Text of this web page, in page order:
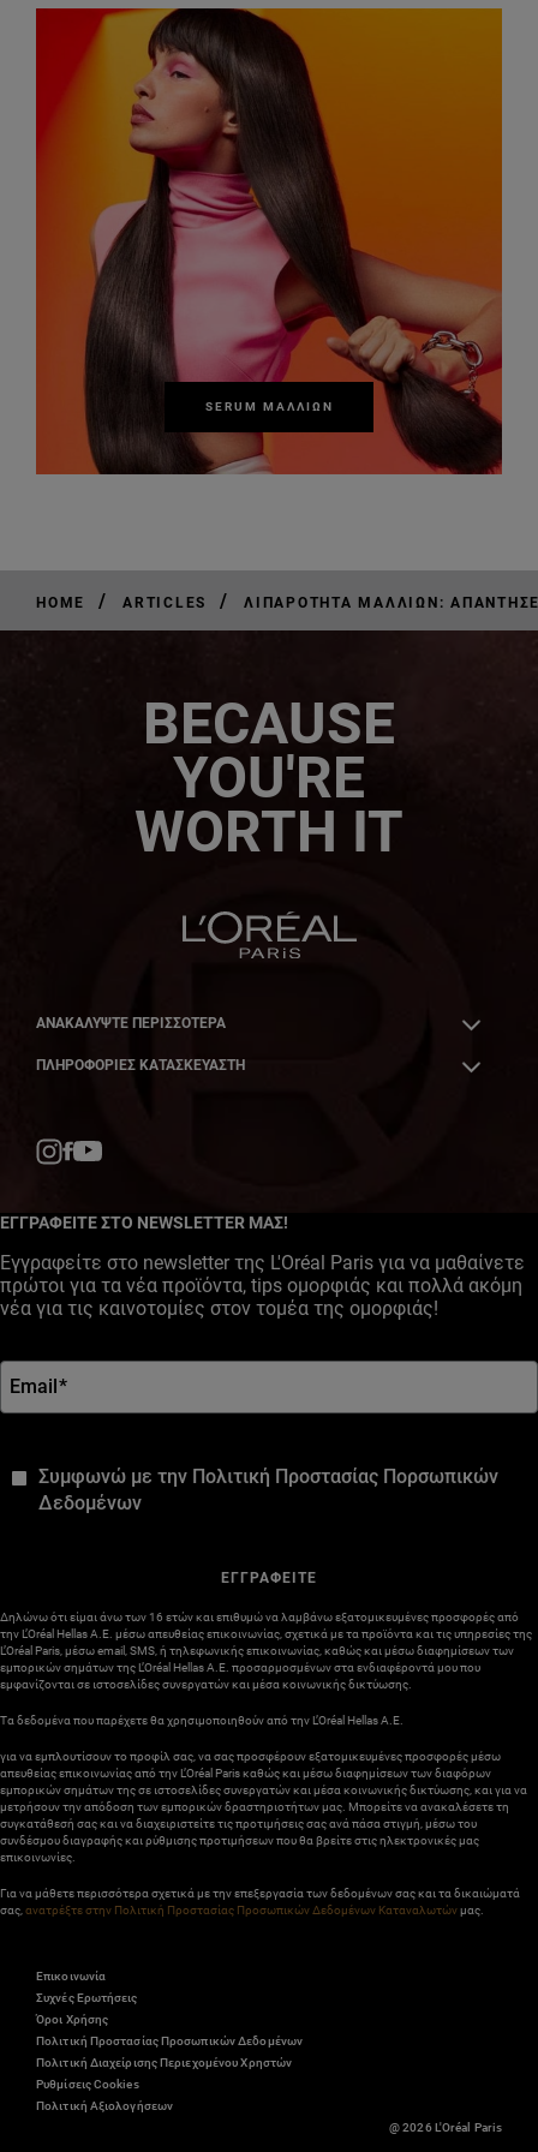
SERUM ΜΑΛΛΙΏΝ
HOME / ARTICLES / ΛΙΠΑΡΌΤΗΤΑ ΜΑΛΛΙΏΝ:
BECAUSE
YOU'RE
WORTH IT
ΑΝΑΚΑΛΎΨΤΕ ΠΕΡΙΣΣΌΤΕΡΑ
ΠΛΗΡΟΦΟΡΙΕΣ ΚΑΤΑΣΚΕΥΑΣΤΗ
ΕΓΓΡΑΦΕΙΤΕ ΣΤΟ NEWSLETTER ΜΑΣ!
Εγγραφείτε στο newsletter της L'Oréal Paris για να μαθαίνετε
πρώτοι για τα νέα προϊόντα, tips ομορφιάς και πολλά ακόμη
νέα για τις καινοτομίες στον τομέα της ομορφιάς!
Email*
Συμφωνώ με την Πολιτική Προστασίας Πορσωπικών
Δεδομένων
ΕΓΓΡΑΦΕΙΤΕ
Δηλώνω ότι είμαι άνω των 16 ετών και επιθυμώ να λαμβάνω εξατομικευμένες προσφορές από
την L’Oréal Hellas A.E. μέσω απευθείας επικοινωνίας, σχετικά με τα προϊόντα και τις υπηρεσίες της
L’Oréal Paris, μέσω email, SMS, ή τηλεφωνικής επικοινωνίας, καθώς και μέσω διαφημίσεων των
εμπορικών σημάτων της L’Oréal Hellas A.E. προσαρμοσμένων στα ενδιαφέροντά μου που
εμφανίζονται σε ιστοσελίδες συνεργατών και μέσα κοινωνικής δικτύωσης.
Τα δεδομένα που παρέχετε θα χρησιμοποιηθούν από την L’Oréal Hellas A.E.
για να εμπλουτίσουν το προφίλ σας, να σας προσφέρουν εξατομικευμένες προσφορές μέσω
απευθείας επικοινωνίας από την L’Oréal Paris καθώς και μέσω διαφημίσεων των διαφόρων
εμπορικών σημάτων της σε ιστοσελίδες συνεργατών και μέσα κοινωνικής δικτύωσης, και για να
μετρήσουν την απόδοση των εμπορικών δραστηριοτήτων μας. Μπορείτε να ανακαλέσετε τη
συγκατάθεσή σας και να διαχειριστείτε τις προτιμήσεις σας ανά πάσα στιγμή, μέσω του
συνδέσμου διαγραφής και ρύθμισης προτιμήσεων που θα βρείτε στις ηλεκτρονικές μας
επικοινωνίες.
Για να μάθετε περισσότερα σχετικά με την επεξεργασία των δεδομένων σας και τα δικαιώματά
σας, ανατρέξτε στην Πολιτική Προστασίας Προσωπικών Δεδομένων Καταναλωτώνμας.
Επικοινωνία
Συχνές Ερωτήσεις
Όροι Χρήσης
Πολιτική Προστασίας Προσωπικών Δεδομένων
Πολιτική Διαχείρισης Περιεχομένου Χρηστών
Ρυθμίσεις Cookies
Πολιτική Αξιολογήσεων
@ 2026 L'Oréal Paris